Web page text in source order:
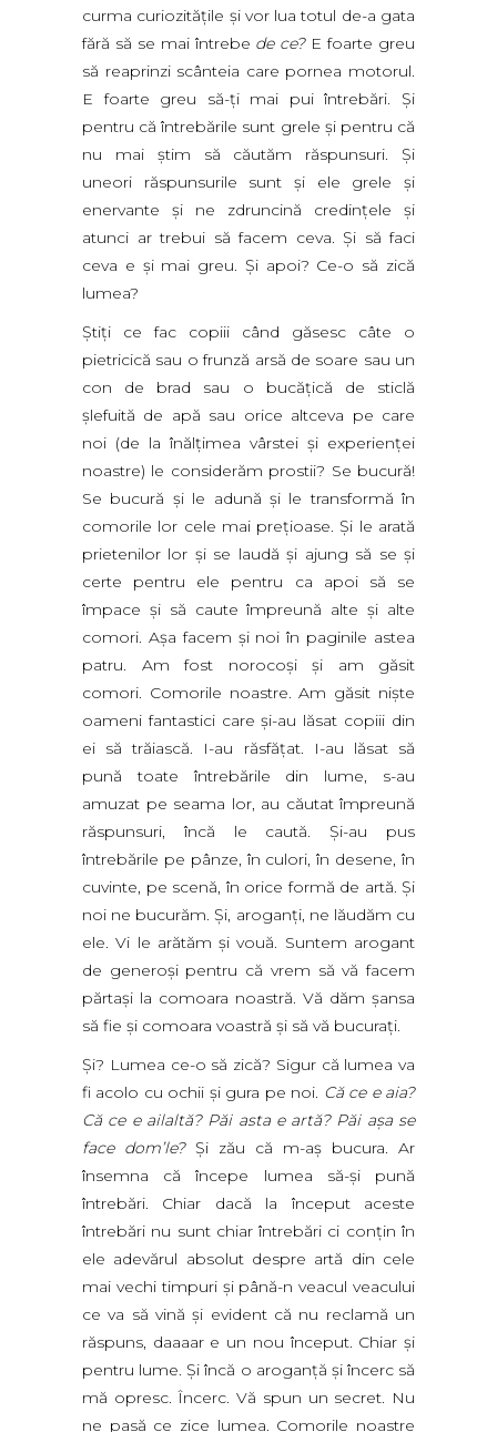
curma curiozităţile şi vor lua totul de-a gata
fără să se mai întrebe de ce?E foarte greu
să reaprinzi scânteia care pornea motorul.
E foarte greu să-ţi mai pui întrebări. Şi
pentru că întrebările sunt grele şi pentru că
nu mai ştim să căutăm răspunsuri. Şi
uneori răspunsurile sunt şi ele grele şi
enervante şi ne zdruncină credinţele şi
atunci ar trebui să facem ceva. Şi să faci
ceva e şi mai greu. Şi apoi? Ce-o să zică
lumea?
Ştiţi ce fac copiii când găsesc câte o
pietricică sau o frunză arsă de soare sau un
con de brad sau o bucăţică de sticlă
şlefuită de apă sau orice altceva pe care
noi (de la înălţimea vârstei şi experienţei
noastre) le considerăm prostii? Se bucură!
Se bucură şi le adună şi le transformă în
comorile lor cele mai preţioase. Şi le arată
prietenilor lor şi se laudă şi ajung să se şi
certe pentru ele pentru ca apoi să se
împace şi să caute împreună alte şi alte
comori. Aşa facem şi noi în paginile astea
patru. Am fost norocoşi şi am găsit
comori. Comorile noastre. Am găsit nişte
oameni fantastici care şi-au lăsat copiii din
ei să trăiască. I-au răsfăţat. I-au lăsat să
pună toate întrebările din lume, s-au
amuzat pe seama lor, au căutat împreună
răspunsuri, încă le caută. Şi-au pus
întrebările pe pânze, în culori, în desene, în
cuvinte, pe scenă, în orice formă de artă. Şi
noi ne bucurăm. Şi, aroganţi, ne lăudăm cu
ele. Vi le arătăm şi vouă. Suntem arogant
de generoşi pentru că vrem să vă facem
părtaşi la comoara noastră. Vă dăm şansa
să fie şi comoara voastră şi să vă bucuraţi.
Şi? Lumea ce-o să zică? Sigur că lumea va
fi acolo cu ochii şi gura pe noi. Că ce e aia?
Că ce e ailaltă? Păi asta e artă? Păi aşa se
face dom’le? Şi zău că m-aş bucura. Ar
însemna că începe lumea să-şi pună
întrebări. Chiar dacă la început aceste
întrebări nu sunt chiar întrebări ci conţin în
ele adevărul absolut despre artă din cele
mai vechi timpuri şi până-n veacul veacului
ce va să vină şi evident că nu reclamă un
răspuns, daaaar e un nou început. Chiar şi
pentru lume. Şi încă o aroganţă şi încerc să
mă opresc. Încerc. Vă spun un secret. Nu
ne pasă ce zice lumea. Comorile noastre